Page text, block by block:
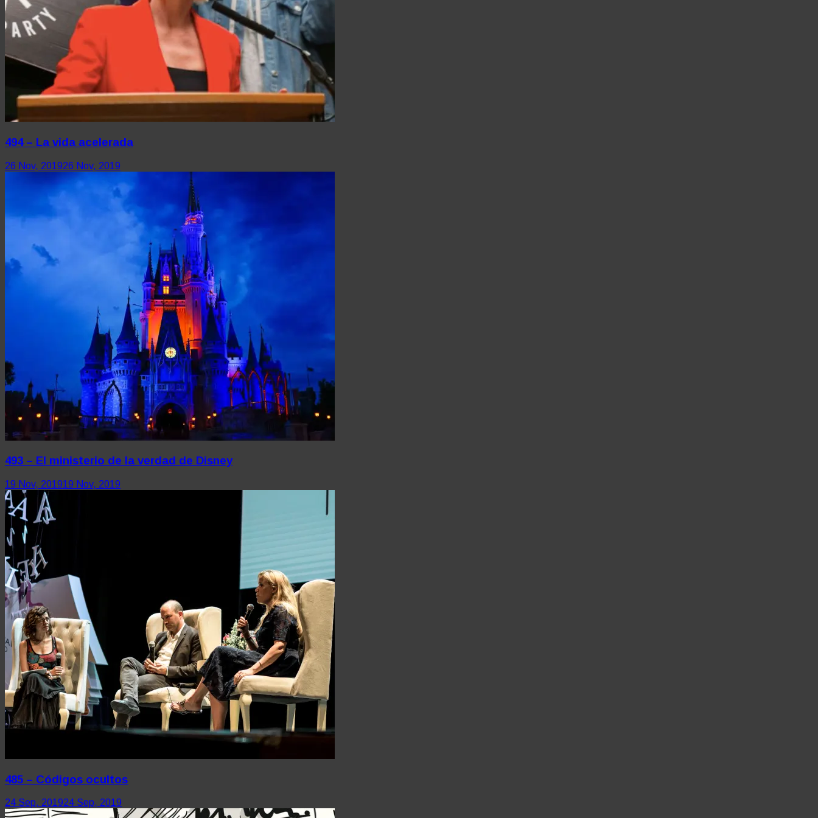
494 – La vida acelerada
26 Nov, 201926 Nov, 2019
493 – El ministerio de la verdad de Disney
19 Nov, 201919 Nov, 2019
485 – Códigos ocultos
24 Sep, 201924 Sep, 2019